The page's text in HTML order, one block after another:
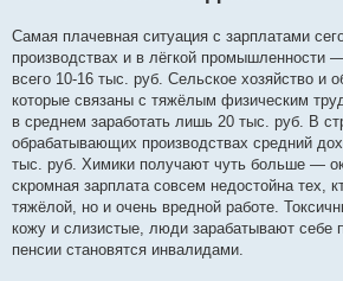
Самая плачевная ситуация с зарплатами
производствах и в лёгкой
всего 10-16 тыс. руб. Сельское хозяйство и
которые связаны с тяжёлым физическим
в среднем заработать лишь 20 тыс. руб. В
обрабатывающих производствах средний
тыс. руб. Химики получают чуть больше —
скромная зарплата совсем недостойна тех,
тяжёлой, но и очень вредной работе.
кожу и слизистые, люди зарабатывают себе
пенсии становятся инвалидами.